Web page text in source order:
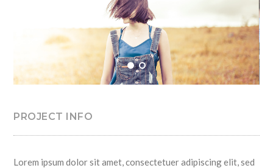
PROJECT INFO
Lorem ipsum dolor sit amet, consectetuer adipiscing elit, sed